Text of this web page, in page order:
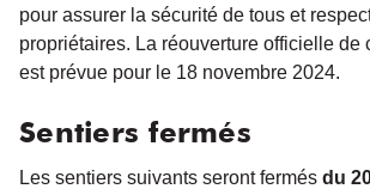
pour assurer la sécurité de tous et
propriétaires. La réouverture officielle de
est prévue pour le 18 novembre 2024.
Sentiers fermés
Les sentiers suivants seront fermés du